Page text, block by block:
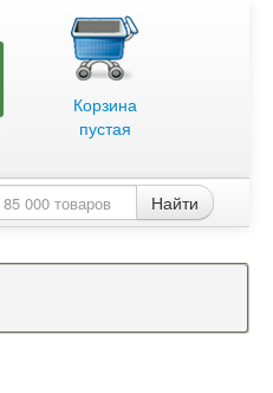
Корзина
пустая
Найти